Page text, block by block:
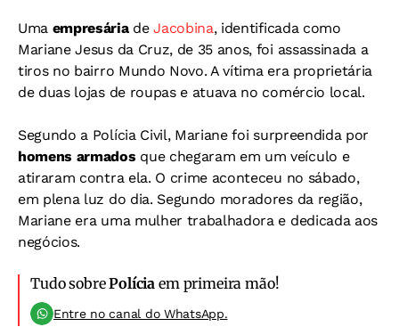
Uma empresáriadeJacobina, identificada como
Mariane Jesus da Cruz, de 35 anos, foi assassinada a
tiros no bairro Mundo Novo. A vítima era proprietária
de duas lojas de roupas e atuava no comércio local.
Segundo a Polícia Civil, Mariane foi surpreendida por
homens armados que chegaram em um veículo e
atiraram contra ela. O crime aconteceu no sábado,
em plena luz do dia. Segundo moradores da região,
Mariane era uma mulher trabalhadora e dedicada aos
negócios.
Tudo sobrePolícia em primeira mão!
Entre no canal do WhatsApp.